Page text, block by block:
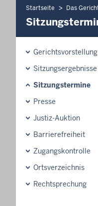
Startseite Das
Gerichtsvorstellung
Sitzungsergebnisse
Sitzungstermine
Presse
Justiz-Auktion
Barrierefreiheit
Zugangskontrolle
Ortsverzeichnis
Rechtsprechung